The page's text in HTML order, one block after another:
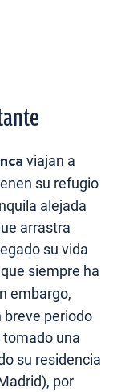
viajan a
su refugio
alejada
arrastra
su vida
siempre ha
embargo,
breve periodo
una
su residencia
por